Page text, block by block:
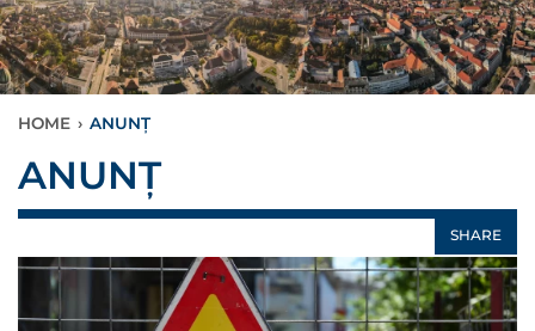
HOME › ANUNȚ
ANUNȚ
SHARE